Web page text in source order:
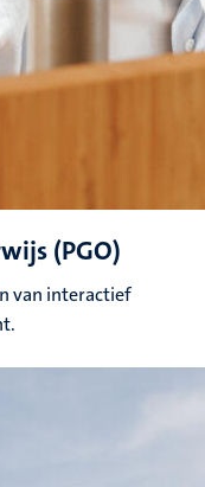
(PGO)
van interactief